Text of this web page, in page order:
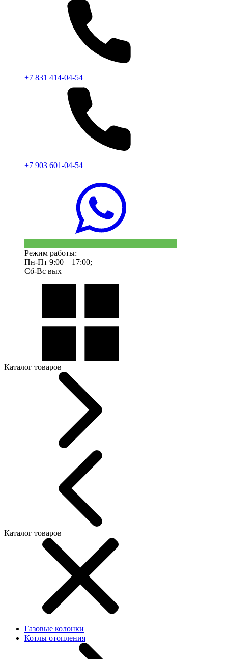
+7 831 414-04-54
+7 903 601-04-54
Режим работы:
Пн-Пт 9:00—17:00;
Сб-Вс вых
Каталог товаров
Каталог товаров
Газовые колонки
Котлы отопления